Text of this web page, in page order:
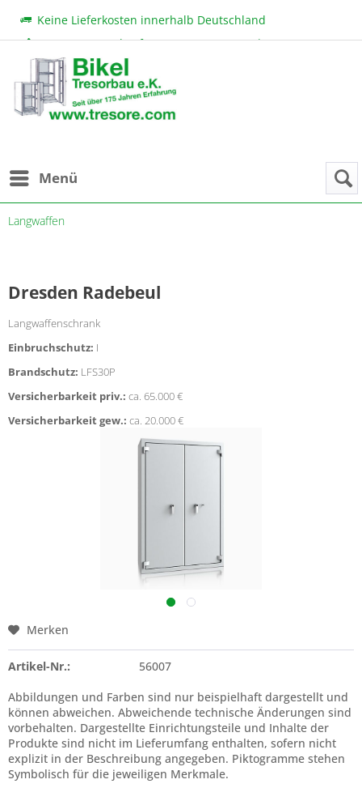
Keine Lieferkosten innerhalb Deutschland
Beratung & Verkauf:+49 (0) 7131 222 11|
bikel@tresore.com
Günstige Preise
Menü
Langwaffen
Dresden Radebeul
Langwaffenschrank
Einbruchschutz: I
Brandschutz: LFS30P
Versicherbarkeit priv.: ca. 65.000 €
Versicherbarkeit gew.: ca. 20.000 €
Merken
Artikel-Nr.:
56007
Abbildungen und Farben sind nur beispielhaft dargestellt und
können abweichen. Abweichende technische Änderungen sind
vorbehalten. Dargestellte Einrichtungsteile und Inhalte der
Produkte sind nicht im Lieferumfang enthalten, sofern nicht
explizit in der Beschreibung angegeben. Piktogramme stehen
Symbolisch für die jeweiligen Merkmale.